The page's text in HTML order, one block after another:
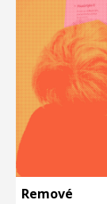
Remové